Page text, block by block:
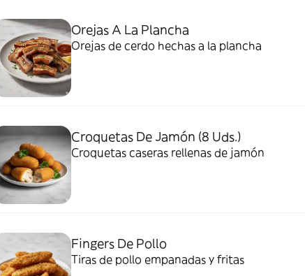
Orejas A La Plancha
Orejas de cerdo hechas a la plancha
Croquetas De Jamón (8 Uds.)
Croquetas caseras rellenas de jamón
Fingers De Pollo
Tiras de pollo empanadas y fritas